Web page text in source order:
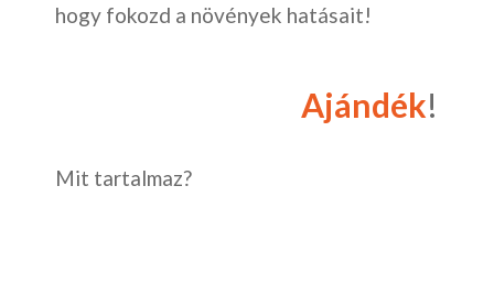
hogy fokozd a növények hatásait!
Ajándék!
Mit tartalmaz?